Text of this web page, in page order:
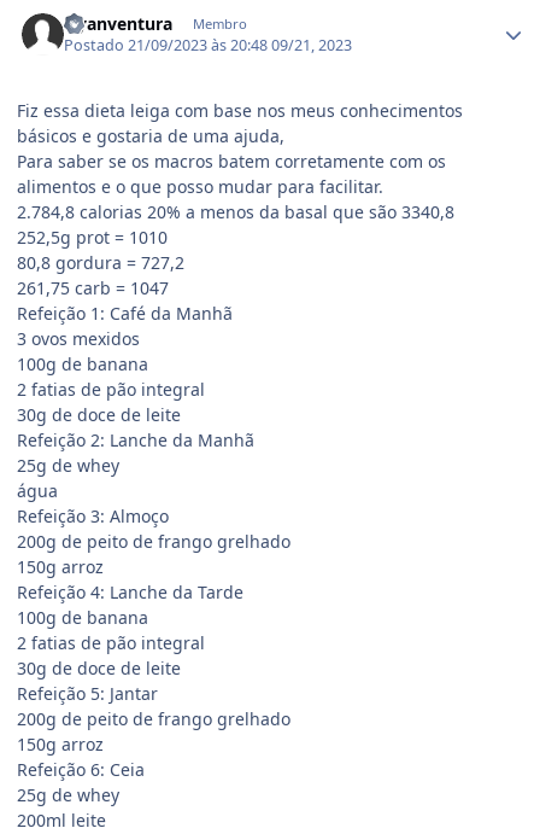
Hyanventura Membro
Postado21/09/2023 às 20:4809/21, 2023
Fiz essa dieta leiga com base nos meus conhecimentos
básicos e gostaria de uma ajuda,
Para saber se os macros batem corretamente com os
alimentos e o que posso mudar para facilitar.
2.784,8 calorias 20% a menos da basal que são 3340,8
252,5g prot = 1010
80,8 gordura = 727,2
261,75 carb = 1047
Refeição 1: Café da Manhã
3 ovos mexidos
100g de banana
2 fatias de pão integral
30g de doce de leite
Refeição 2: Lanche da Manhã
25g de whey
água
Refeição 3: Almoço
200g de peito de frango grelhado
150g arroz
Refeição 4: Lanche da Tarde
100g de banana
2 fatias de pão integral
30g de doce de leite
Refeição 5: Jantar
200g de peito de frango grelhado
150g arroz
Refeição 6: Ceia
25g de whey
200ml leite